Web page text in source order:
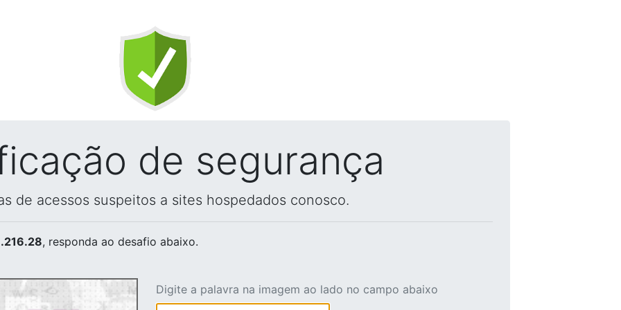
de segurança
de acessos suspeitos a sites hospedados conosco.
, responda ao desafio abaixo.
Digite a palavra na imagem ao lado no campo abaixo